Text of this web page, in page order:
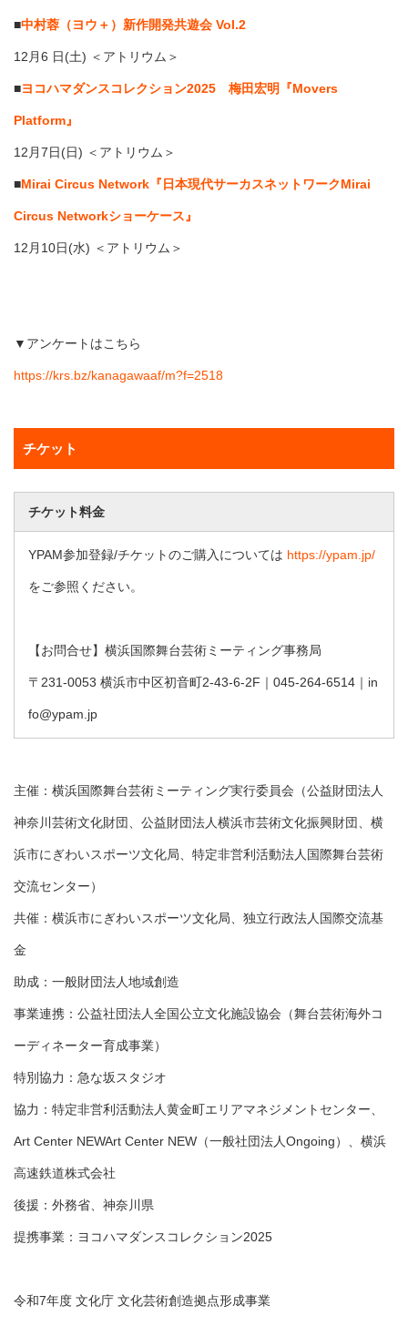
■中村蓉（ヨウ＋）新作開発共遊会 Vol.2
12月6 日(土) ＜アトリウム＞
■ヨコハマダンスコレクション2025 梅田宏明『Movers
Platform』
12月7日(日) ＜アトリウム＞
■Mirai Circus Network『日本現代サーカスネットワークMirai
Circus Networkショーケース』
12月10日(水) ＜アトリウム＞
▼アンケートはこちら
https://krs.bz/kanagawaaf/m?f=2518
チケット
チケット料金
YPAM参加登録/チケットのご購入については https://ypam.jp/
をご参照ください。
【お問合せ】横浜国際舞台芸術ミーティング事務局
〒231-0053 横浜市中区初音町2-43-6-2F｜045-264-6514｜in
fo@ypam.jp
主催：横浜国際舞台芸術ミーティング実行委員会（公益財団法人
神奈川芸術文化財団、公益財団法人横浜市芸術文化振興財団、横
浜市にぎわいスポーツ文化局、特定非営利活動法人国際舞台芸術
交流センター）
共催：横浜市にぎわいスポーツ文化局、独立行政法人国際交流基
金
助成：一般財団法人地域創造
事業連携：公益社団法人全国公立文化施設協会（舞台芸術海外コ
ーディネーター育成事業）
特別協力：急な坂スタジオ
協力：特定非営利活動法人黄金町エリアマネジメントセンター、
Art Center NEWArt Center NEW（一般社団法人Ongoing）、横浜
高速鉄道株式会社
後援：外務省、神奈川県
提携事業：ヨコハマダンスコレクション2025
令和7年度 文化庁 文化芸術創造拠点形成事業